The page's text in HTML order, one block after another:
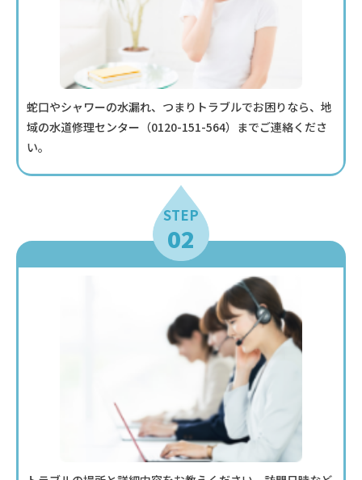
蛇口やシャワーの水漏れ、つまりトラブルでお困りなら、地
域の水道修理センター（0120-151-564）までご連絡くださ
い。
STEP
02